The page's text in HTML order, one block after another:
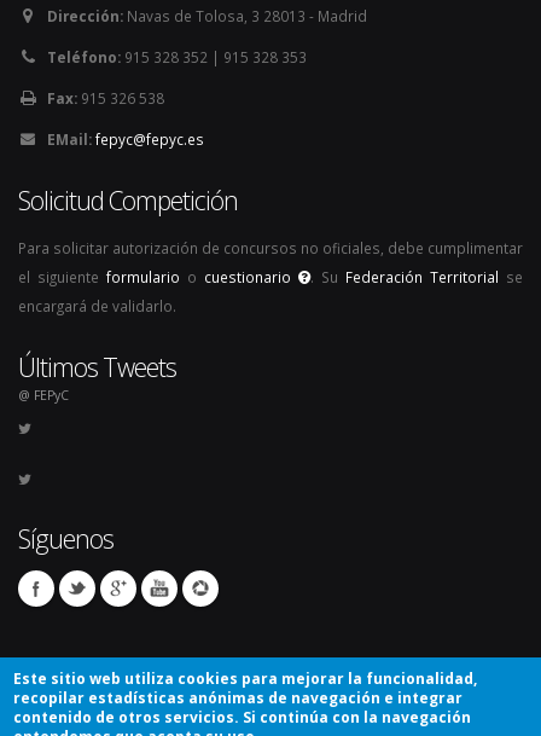
Dirección: Navas de Tolosa, 3 28013 - Madrid
Teléfono: 915 328 352 | 915 328 353
Fax: 915 326 538
EMail:fepyc@fepyc.es
Solicitud Competición
Para solicitar autorización de concursos no oficiales, debe cumplimentar
el siguiente formulario o cuestionario . Su Federación Territorial se
encargará de validarlo.
Últimos Tweets
@ FEPyC
Síguenos
Este sitio web utiliza cookies para mejorar la funcionalidad,
recopilar estadísticas anónimas de navegación e integrar
contenido de otros servicios. Si continúa con la navegación